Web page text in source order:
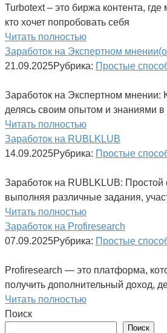
Turbotext – это биржа контента,
кто хочет попробовать себя
Читать полностью
Заработок на Экспертном
21.09.2025Рубрика: Простые
Заработок на Экспертном мнении:
делясь своим опытом и знаниями в
Читать полностью
Заработок на RUBLKLUB
14.09.2025Рубрика: Простые
Заработок на RUBLKLUB:
выполняя различные задания,
Читать полностью
Заработок на Profiresearch
07.09.2025Рубрика: Простые
Profiresearch — это платформа,
получить дополнительный доход,
Читать полностью
Поиск
Поиск